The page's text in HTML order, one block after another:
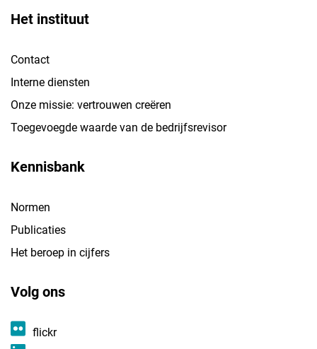
Het instituut
Contact
Interne diensten
Onze missie: vertrouwen creëren
Toegevoegde waarde van de bedrijfsrevisor
Kennisbank
Normen
Publicaties
Het beroep in cijfers
Volg ons
flickr